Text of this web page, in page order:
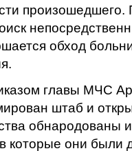
произошедшего.
обход
главы МЧС
штаб и
обнародованы
которые они были